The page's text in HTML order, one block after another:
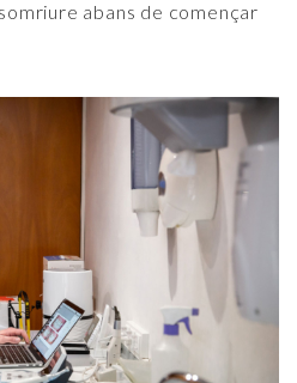
abans de començar